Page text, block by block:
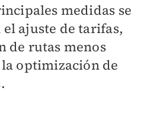
medidas se
ajuste de tarifas,
de rutas menos
optimización de